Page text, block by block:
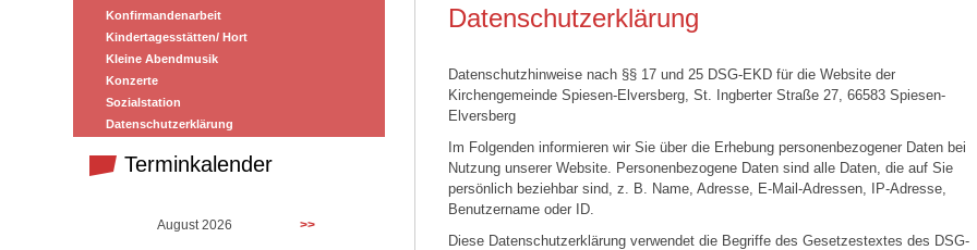
Konfirmandenarbeit
Kindertagesstätten/ Hort
Kleine Abendmusik
Konzerte
Sozialstation
Datenschutzerklärung
Terminkalender
August 2026 >>
Datenschutzerklärung
Datenschutzhinweise nach §§ 17 und 25 DSG-EKD für die Website der
Kirchengemeinde Spiesen-Elversberg, St. Ingberter Straße 27, 66583 Spiesen-
Elversberg
Im Folgenden informieren wir Sie über die Erhebung personenbezogener Daten bei
Nutzung unserer Website. Personenbezogene Daten sind alle Daten, die auf Sie
persönlich beziehbar sind, z. B. Name, Adresse, E-Mail-Adressen, IP-Adresse,
Benutzername oder ID.
Diese Datenschutzerklärung verwendet die Begriffe des Gesetzestextes des DSG-